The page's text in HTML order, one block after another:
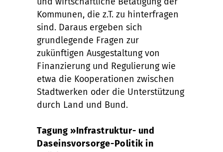
Kommunen, die z.T. zu hinterfragen
sind. Daraus ergeben sich
grundlegende Fragen zur
zukünftigen Ausgestaltung von
Finanzierung und Regulierung wie
etwa die Kooperationen zwischen
Stadtwerken oder die Unterstützung
durch Land und Bund.
Tagung »Infrastruktur- und
Daseinsvorsorge-Politik in